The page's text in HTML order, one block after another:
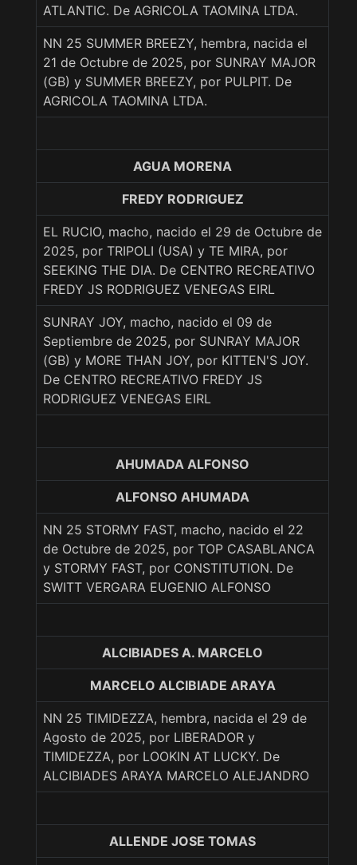
ATLANTIC. De AGRICOLA TAOMINA LTDA.
NN 25 SUMMER BREEZY, hembra, nacida el
21 de Octubre de 2025, por SUNRAY MAJOR
(GB) y SUMMER BREEZY, por PULPIT. De
AGRICOLA TAOMINA LTDA.
AGUA MORENA
FREDY RODRIGUEZ
EL RUCIO, macho, nacido el 29 de Octubre de
2025, por TRIPOLI (USA) y TE MIRA, por
SEEKING THE DIA. De CENTRO RECREATIVO
FREDY JS RODRIGUEZ VENEGAS EIRL
SUNRAY JOY, macho, nacido el 09 de
Septiembre de 2025, por SUNRAY MAJOR
(GB) y MORE THAN JOY, por KITTEN'S JOY.
De CENTRO RECREATIVO FREDY JS
RODRIGUEZ VENEGAS EIRL
AHUMADA ALFONSO
ALFONSO AHUMADA
NN 25 STORMY FAST, macho, nacido el 22
de Octubre de 2025, por TOP CASABLANCA
y STORMY FAST, por CONSTITUTION. De
SWITT VERGARA EUGENIO ALFONSO
ALCIBIADES A. MARCELO
MARCELO ALCIBIADE ARAYA
NN 25 TIMIDEZZA, hembra, nacida el 29 de
Agosto de 2025, por LIBERADOR y
TIMIDEZZA, por LOOKIN AT LUCKY. De
ALCIBIADES ARAYA MARCELO ALEJANDRO
ALLENDE JOSE TOMAS